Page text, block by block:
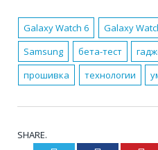
Galaxy Watch 6 Galaxy
Samsung
бета-тест
прошивка
технологии
SHARE.